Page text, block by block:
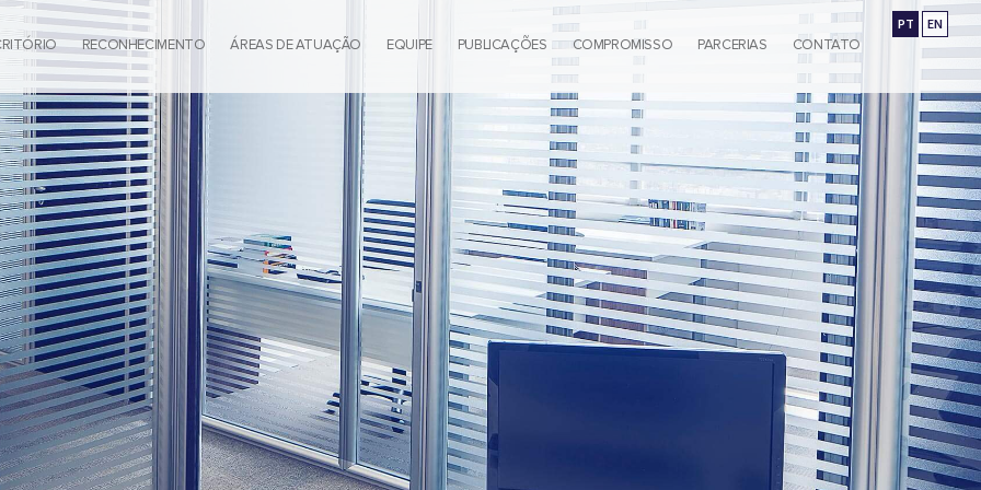
PT EN
RECONHECIMENTO ÁREAS DE ATUAÇÃO EQUIPE PUBLICAÇÕES COMPROMISSO PARCERIAS CONTATO